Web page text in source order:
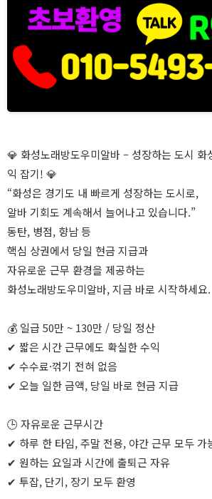
💎 화성노래방도우미알바 – 성장하는 도시 화
익 잡기! 💎
“화성은 경기도 내 빠르게 성장하는 도시로,
알바 기회도 계속해서 늘어나고 있습니다.”
동탄, 병점, 향남 등
핵심 상권에서 당일 현금 지급과
자유로운 근무 환경을 제공하는
화성노래방도우미알바, 지금 바로 시작하세요.
💰 일급 50만 ~ 130만 / 당일 정산
✔ 짧은 시간 근무에도 확실한 수익
✔ 수수료·꺾기 전혀 없음
✔ 오늘 일한 금액, 당일 바로 현금 지급
🕒 자유로운 근무시간
✔ 하루 한 타임, 주말 전용, 야간 근무 모두 가
✔ 원하는 요일과 시간에 출퇴근 자유
✔ 투잡, 단기, 장기 모두 환영